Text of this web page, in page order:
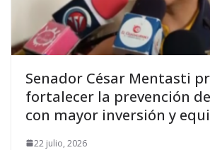
Senador César Mentasti
fortalecer la prevención
con mayor inversión y
22 julio, 2026